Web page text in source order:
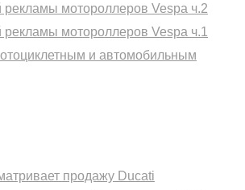
рекламы мотороллеров Vespa ч.2
рекламы мотороллеров Vespa ч.1
и автомобильным
продажу Ducati